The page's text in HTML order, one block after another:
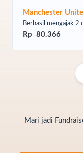
beriman
(QS. At-
siapa saja yang
baginya
Manchester
Berhasil mengajak 2
Rp 80.366
Mari jadi